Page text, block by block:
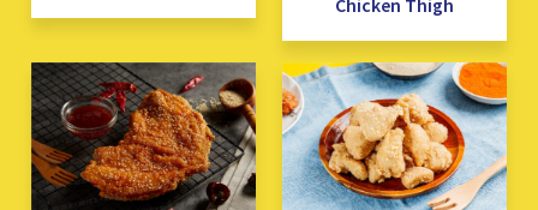
Chicken Thigh